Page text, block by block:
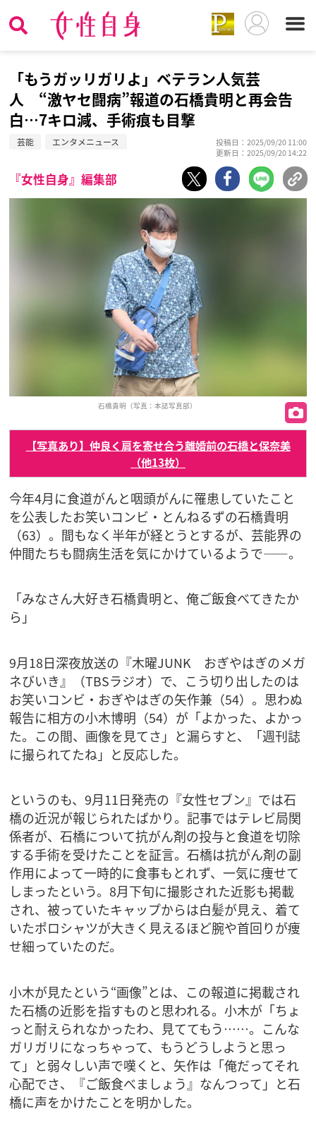
「もうガッリガリよ」ベテラン人気芸
人 “激ヤセ闘病”報道の石橋貴明と再会告
白…7キロ減、手術痕も目撃
芸能 エンタメニュース
投稿日：2025/09/20 11:00
更新日：2025/09/20 14:22
『女性自身』編集部
石橋貴明（写真：本誌写真部）
【写真あり】仲良く肩を寄せ合う離婚前の石橋と保奈美
（他13枚）
今年4月に食道がんと咽頭がんに罹患していたこと
を公表したお笑いコンビ・とんねるずの石橋貴明
（63）。間もなく半年が経とうとするが、芸能界の
仲間たちも闘病生活を気にかけているようで――。
「みなさん大好き石橋貴明と、俺ご飯食べてきたか
ら」
9月18日深夜放送の『木曜JUNK おぎやはぎのメガ
ネびいき』（TBSラジオ）で、こう切り出したのは
お笑いコンビ・おぎやはぎの矢作兼（54）。思わぬ
報告に相方の小木博明（54）が「よかった、よかっ
た。この間、画像を見てさ」と漏らすと、「週刊誌
に撮られてたね」と反応した。
というのも、9月11日発売の『女性セブン』では石
橋の近況が報じられたばかり。記事ではテレビ局関
係者が、石橋について抗がん剤の投与と食道を切除
する手術を受けたことを証言。石橋は抗がん剤の副
作用によって一時的に食事もとれず、一気に痩せて
しまったという。8月下旬に撮影された近影も掲載
され、被っていたキャップからは白髪が見え、着て
いたポロシャツが大きく見えるほど腕や首回りが痩
せ細っていたのだ。
小木が見たという“画像”とは、この報道に掲載され
た石橋の近影を指すものと思われる。小木が「ちょ
っと耐えられなかったわ、見ててもう……。こんな
ガリガリになっちゃって、もうどうしようと思っ
て」と弱々しい声で嘆くと、矢作は「俺だってそれ
心配でさ、『ご飯食べましょう』なんつって」と石
橋に声をかけたことを明かした。